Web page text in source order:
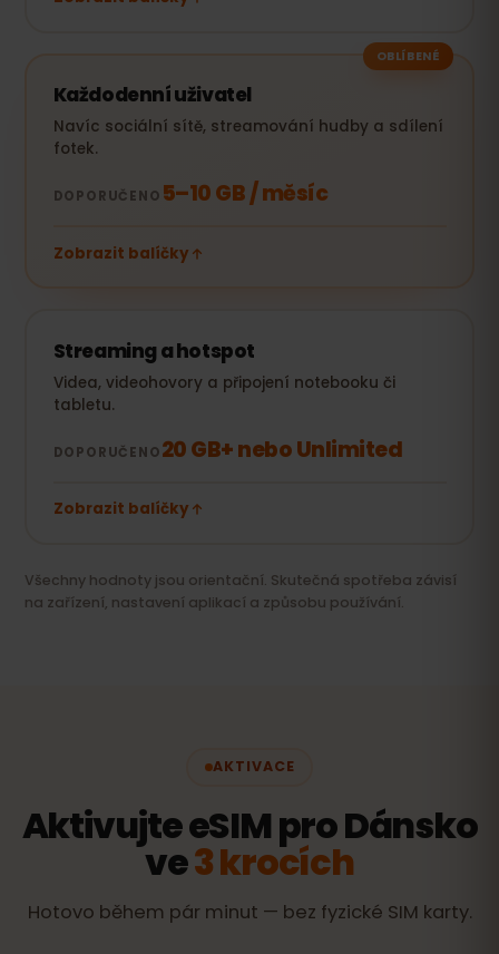
OBLÍBENÉ
Každodenní uživatel
Navíc sociální sítě, streamování hudby a sdílení
fotek.
DOPORUČENO 5–10 GB / měsíc
Zobrazit balíčky
Streaming a hotspot
Videa, videohovory a připojení notebooku či
tabletu.
DOPORUČENO20 GB+ nebo Unlimited
Zobrazit balíčky
Všechny hodnoty jsou orientační. Skutečná spotřeba závisí
na zařízení, nastavení aplikací a způsobu používání.
AKTIVACE
Aktivujte eSIM pro Dánsko
ve3 krocích
Hotovo během pár minut — bez fyzické SIM karty.